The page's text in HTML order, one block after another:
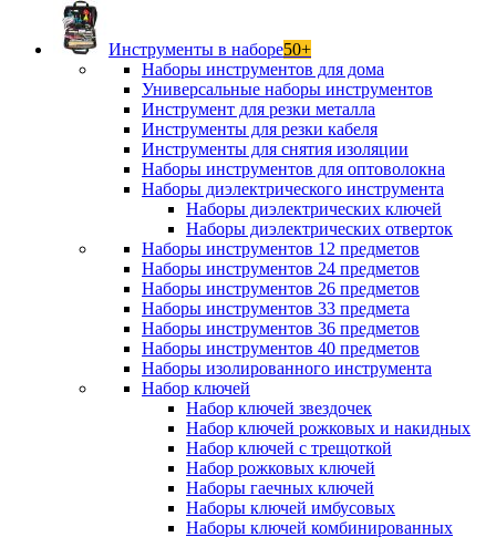
Инструменты в наборе50+
Наборы инструментов для дома
Универсальные наборы инструментов
Инструмент для резки металла
Инструменты для резки кабеля
Инструменты для снятия изоляции
Наборы инструментов для оптоволокна
Наборы диэлектрического инструмента
Наборы диэлектрических ключей
Наборы диэлектрических отверток
Наборы инструментов 12 предметов
Наборы инструментов 24 предметов
Наборы инструментов 26 предметов
Наборы инструментов 33 предмета
Наборы инструментов 36 предметов
Наборы инструментов 40 предметов
Наборы изолированного инструмента
Набор ключей
Набор ключей звездочек
Набор ключей рожковых и накидных
Набор ключей с трещоткой
Набор рожковых ключей
Наборы гаечных ключей
Наборы ключей имбусовых
Наборы ключей комбинированных